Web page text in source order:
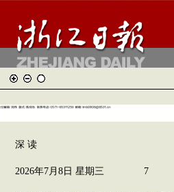
深 读
2026年7月8日 星期三 7